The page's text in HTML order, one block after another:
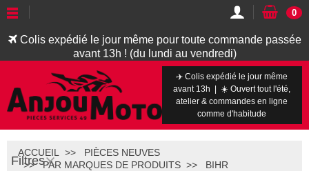
Colis expédié le jour même pour toute commande passée
avant 13h ! (du lundi au vendredi)
0
✈️ Colis expédié le jour même
avant 13h | ☀️ Ouvert tout l'été,
atelier & commandes en ligne
comme d'habitude
Filtres
ACCUEIL
PIÈCES NEUVES
PAR MARQUES DE PRODUITS
BIHR